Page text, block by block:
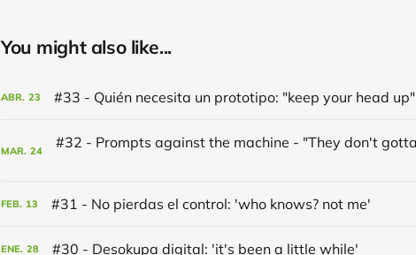
You might also like...
ABR. 23 #33 - Quién necesita un prototipo: "keep your head up"
MAR. 24
FEB. 13 #31 - No pierdas el control: 'who knows? not me'
ENE. 28 #30 - Desokupa digital: 'it's been a little while'